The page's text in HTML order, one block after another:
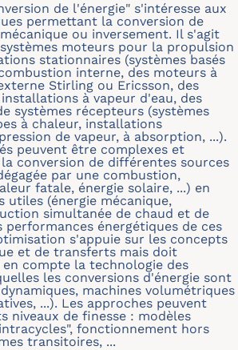
de l'énergie" s'intéresse aux
permettant la conversion de
ou inversement. Il s'agit
moteurs pour la propulsion
stationnaires (systèmes basés
interne, des moteurs à
Stirling ou Ericsson, des
à vapeur d'eau, des
systèmes récepteurs (systèmes
à chaleur, installations
de vapeur, à absorption, ...).
peuvent être complexes et
conversion de différentes sources
par une combustion,
fatale, énergie solaire, ...) en
utiles (énergie mécanique,
simultanée de chaud et de
performances énergétiques de ces
s'appuie sur les concepts
et de transferts mais doit
compte la technologie des
les conversions d'énergie sont
machines volumétriques
...). Les approches peuvent
niveaux de finesse : modèles
fonctionnement hors
transitoires, ...